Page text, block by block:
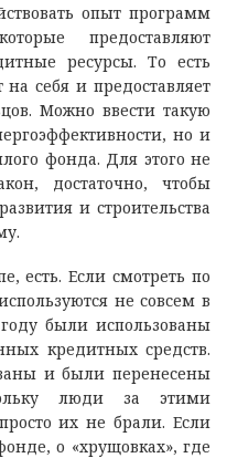
опыт программ
предоставляют
ресурсы. То есть
на себя и предоставляет
Можно ввести такую
но и
фонда. Для этого не
достаточно, чтобы
и строительства
есть. Если смотреть по
не совсем в
были использованы
кредитных средств.
и были перенесены
люди за этими
их не брали. Если
о «хрущовках», где